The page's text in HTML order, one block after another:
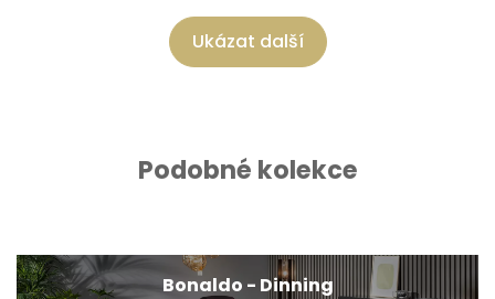
Ukázat další
Podobné kolekce
Bonaldo - Dinning